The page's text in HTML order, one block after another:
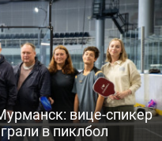
вице-спикер
в пиклбол